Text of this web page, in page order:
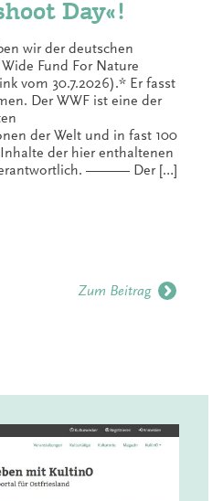
Day«!
wir der deutschen
Fund For Nature
vom 30.7.2026).* Er fasst
Der WWF ist eine der
der Welt und in fast 100
der hier enthaltenen
——— Der […]
Zum Beitrag